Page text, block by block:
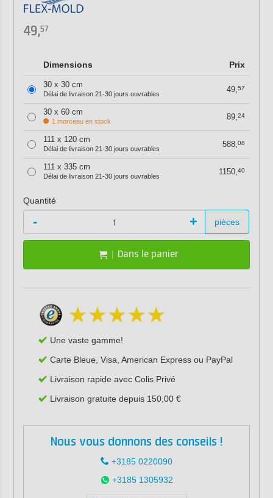
49,57
Dimensions Prix
30 x 30 cm
Délai de livraison 21-30 jours ouvrables 49,57
30 x 60 cm
1 morceau en stock 89,24
111 x 120 cm
Délai de livraison 21-30 jours ouvrables 588,08
111 x 335 cm
Délai de livraison 21-30 jours ouvrables 1150,40
Quantité
- + pièces
Dans le panier
Une vaste gamme!
Carte Bleue, Visa, American Express ou PayPal
Livraison rapide avec Colis Privé
Livraison gratuite depuis 150,00 €
Nous vous donnons des conseils !
+3185 0220090
+3185 1305932